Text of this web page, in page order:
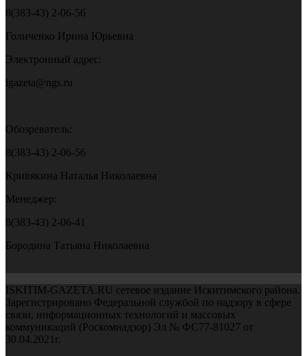
8(383-43) 2-06-56
Голиченко Ирина Юрьевна
Электронный адрес:
igazeta@ngs.ru
Обозреватель:
8(383-43) 2-06-56
Кривякина Наталья Николаевна
Менеджер:
8(383-43) 2-06-41
Бородина Татьяна Николаевна
ISKITIM-GAZETA.RU сетевое издание Искитимского района.
Зарегистрировано Федеральной службой по надзору в сфере
связи, информационных технологий и массовых
коммуникаций (Роскомнадзор) Эл № ФС77-81027 от
30.04.2021г.